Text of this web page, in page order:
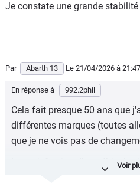
Je constate une grande
Par Abarth 13 Le 21/04/2026 à 21:47
En réponse à 992.2phil
Cela fait presque 50 ans que
différentes marques (toutes
que je ne vois pas de
La satisfaction d'un véhicule